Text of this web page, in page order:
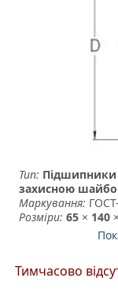
Тип: Підшипники
захисною
Маркування:
Розміри: 65 × 140
Тимчасово